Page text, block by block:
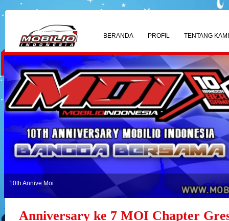
BERANDA PROFIL TENTANG KAMI
10th Annive Moi
Anniversary ke 7 MOI Chapter